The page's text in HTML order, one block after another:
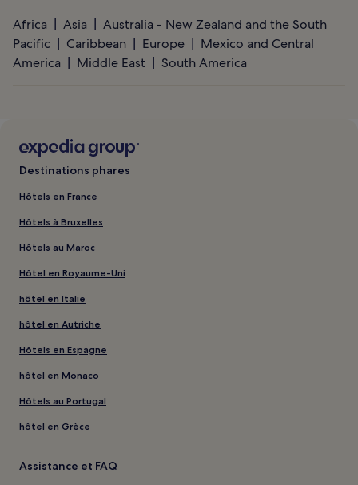
Africa Asia
Australia - New Zealand and the South
Pacific
Caribbean Europe
Mexico and Central
America
Middle East South America
Destinations phares
Hôtels en France
Hôtels à Bruxelles
Hôtels au Maroc
Hôtel en Royaume-Uni
hôtel en Italie
hôtel en Autriche
Hôtels en Espagne
hôtel en Monaco
Hôtels au Portugal
hôtel en Grèce
Assistance et FAQ